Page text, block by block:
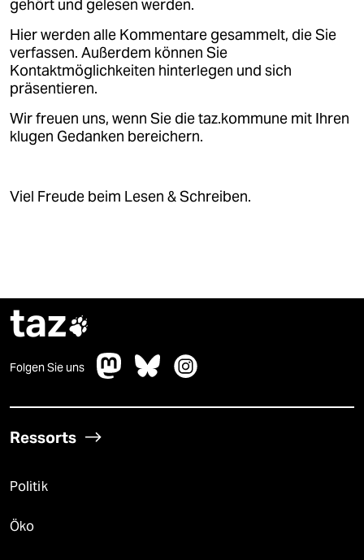
gehört und gelesen werden.
Hier werden alle Kommentare gesammelt, die Sie
verfassen. Außerdem können Sie
Kontaktmöglichkeiten hinterlegen und sich
präsentieren.
Wir freuen uns, wenn Sie die taz.kommune mit Ihren
klugen Gedanken bereichern.
Viel Freude beim Lesen & Schreiben.
taz
Folgen Sie uns
Ressorts
Politik
Öko